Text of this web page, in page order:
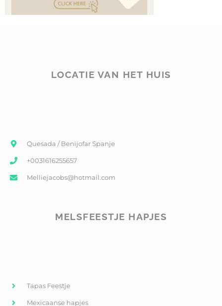
LOCATIE VAN HET HUIS
Quesada / Benijofar Spanje
+0031616255657
Melliejacobs@hotmail.com
MELSFEESTJE HAPJES
Tapas Feestje
Mexicaanse hapjes